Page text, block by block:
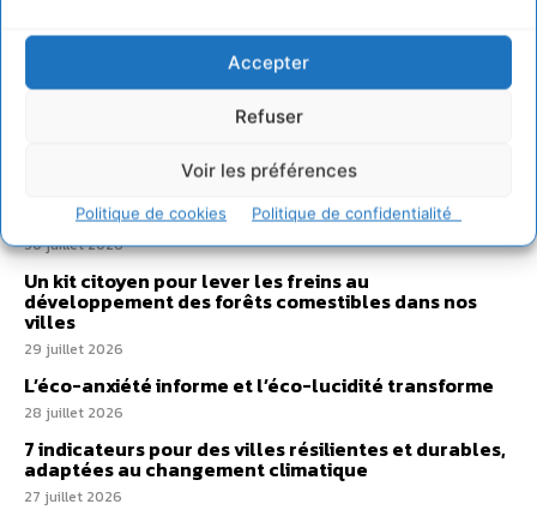
Accepter
Refuser
Voir les préférences
Politique de cookies Politique de confidentialité
Sur Cdurable
Comment le sol français a perdu sa mémoire
non humaines avec les communs de Zoepolis
30 juillet 2026
Un kit citoyen pour lever les freins au
développement des forêts comestibles dans nos
villes
29 juillet 2026
L’éco-anxiété informe et l’éco-lucidité transforme
28 juillet 2026
7 indicateurs pour des villes résilientes et durables,
adaptées au changement climatique
27 juillet 2026